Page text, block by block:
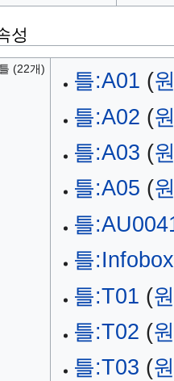
성
(22개) 틀:A01 (
틀:A02 (
틀:A03 (
틀:A05 (
틀
틀:Infobox
틀:T01 (
틀:T02 (
틀:T03 (